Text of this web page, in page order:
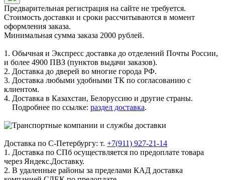
Предварительная регистрация на сайте не требуется.
Стоимость доставки и сроки рассчитываются в момент
оформления заказа.
Минимальная сумма заказа 2000 рублей.
1. Обычная и Экспресс доставка до отделений Почты России,
и более 4900 ПВЗ (пунктов выдачи заказов).
2. Доставка до дверей во многие города РФ.
3. Доставка любыми удобными ТК по согласованию с
клиентом.
4. Доставка в Казахстан, Белоруссию и другие страны.
Подробнее по ссылке: раздел доставка.
Доставка по С-Петербургу: т. +7(911) 927-21-14
1. Доставка по СПб осуществляется по предоплате товара
через Яндекс.Доставку.
2. В удаленные районы за пределами КАД доставка